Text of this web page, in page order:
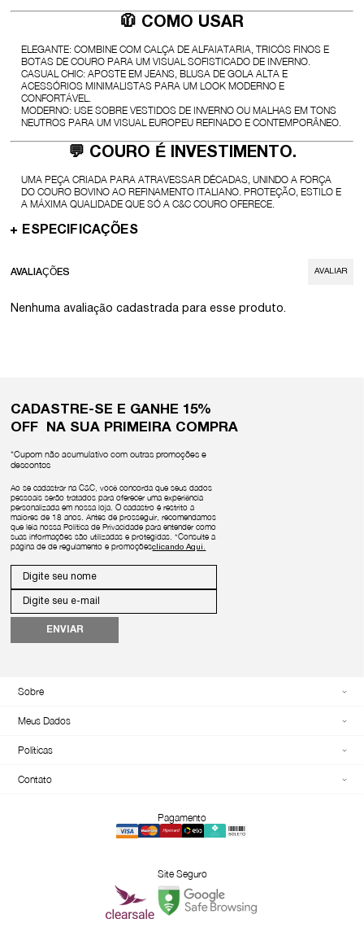
🧥 COMO USAR
ELEGANTE: COMBINE COM CALÇA DE ALFAIATARIA, TRICÔS FINOS E
BOTAS DE COURO PARA UM VISUAL SOFISTICADO DE INVERNO.
CASUAL CHIC: APOSTE EM JEANS, BLUSA DE GOLA ALTA E
ACESSÓRIOS MINIMALISTAS PARA UM LOOK MODERNO E
CONFORTÁVEL.
MODERNO: USE SOBRE VESTIDOS DE INVERNO OU MALHAS EM TONS
NEUTROS PARA UM VISUAL EUROPEU REFINADO E CONTEMPORÂNEO.
💬 COURO É INVESTIMENTO.
UMA PEÇA CRIADA PARA ATRAVESSAR DÉCADAS, UNINDO A FORÇA
DO COURO BOVINO AO REFINAMENTO ITALIANO. PROTEÇÃO, ESTILO E
A MÁXIMA QUALIDADE QUE SÓ AC&C COURO OFERECE.
ESPECIFICAÇÕES
AVALIAR
Nenhuma avaliação cadastrada para esse produto.
CADASTRE-SE E GANHE 15%
OFF NA SUA PRIMEIRA COMPRA
*Cupom não acumulativo com outras promoções e
descontos
ENVIAR
Ao se cadastrar na C&C, você concorda que seus dados
pessoais serão tratados para oferecer uma experiência
personalizada em nossa loja. O cadastro é restrito a
maiores de 18 anos. Antes de prosseguir, recomendamos
que leia nossa Política de Privacidade para entender como
suas informações são utilizadas e protegidas. *Consulte a
página de de regulamento e promoções
Sobre
Meus Dados
Políticas
Contato
Pagamento
Site Seguro